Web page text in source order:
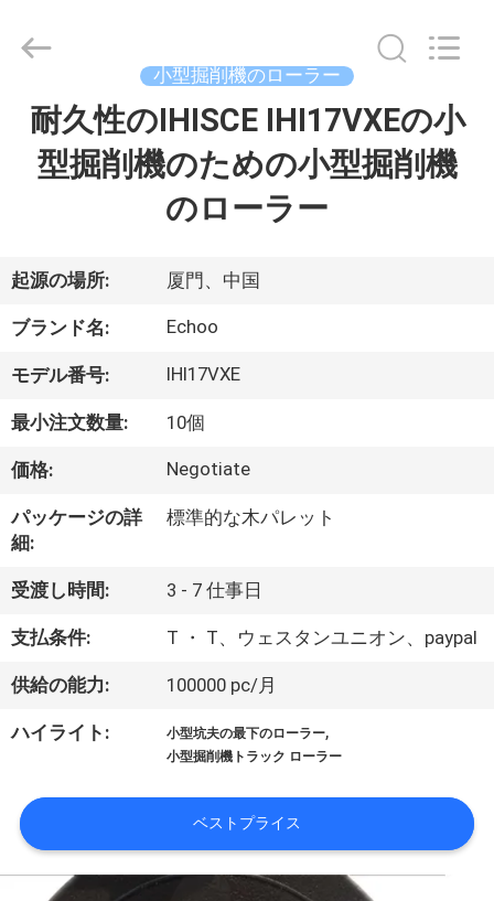
家
ダ
ク
ト
私
に
つ
い
て
工
場
旅
行
Echoo
Corporation.
Reserved.
小型掘削機のローラー
耐久性のIHISCE IHI17VXEの小
型掘削機のための小型掘削機
のローラー
起源の場所: 厦門、中国
ブランド名: Echoo
モデル番号: IHI17VXE
最小注文数量: 10個
価格: Negotiate
パッケージの詳
細:
標準的な木パレット
受渡し時間: 3 - 7 仕事日
支払条件: T ・ T、ウェスタンユニオン、paypal
供給の能力: 100000 pc/月
ハイライト: 小型坑夫の最下のローラー,
小型掘削機トラック ローラー
ベストプライス